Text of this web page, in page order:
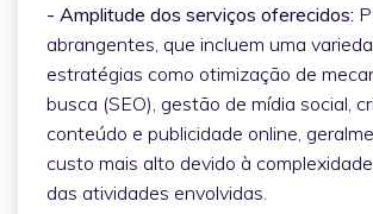
- Amplitude dos serviços oferecidos:
abrangentes, que incluem uma
estratégias como otimização de
busca (SEO), gestão de mídia social,
conteúdo e publicidade online,
custo mais alto devido à
das atividades envolvidas.